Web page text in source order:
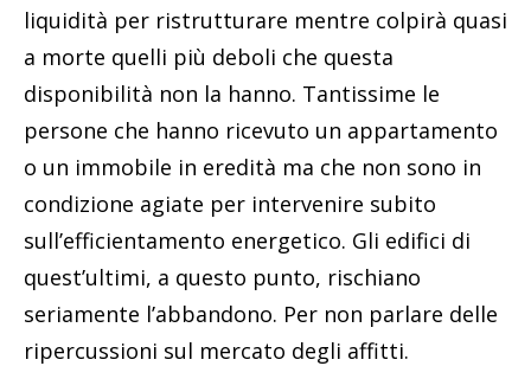
liquidità per ristrutturare mentre colpirà quasi
a morte quelli più deboli che questa
disponibilità non la hanno. Tantissime le
persone che hanno ricevuto un appartamento
o un immobile in eredità ma che non sono in
condizione agiate per intervenire subito
sull’efficientamento energetico. Gli edifici di
quest’ultimi, a questo punto, rischiano
seriamente l’abbandono. Per non parlare delle
ripercussioni sul mercato degli affitti.